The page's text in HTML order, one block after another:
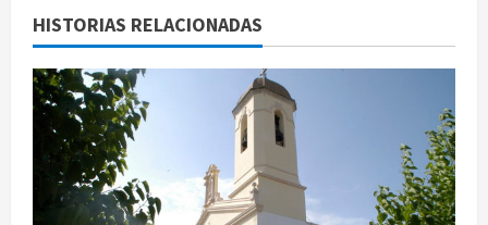
c
i
ó
n
HISTORIAS RELACIONADAS